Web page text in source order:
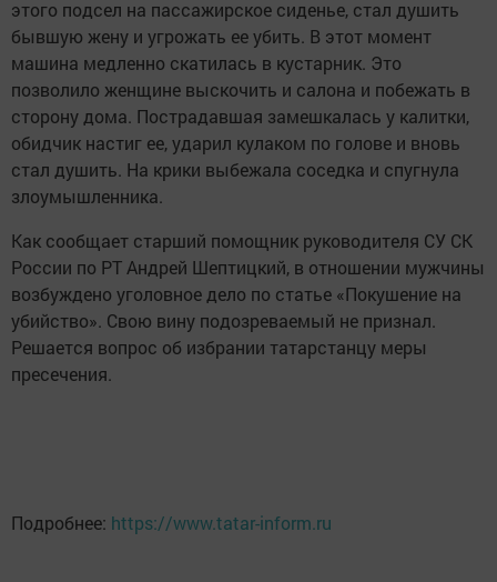
этого подсел на пассажирское сиденье, стал душить
бывшую жену и угрожать ее убить. В этот момент
машина медленно скатилась в кустарник. Это
позволило женщине выскочить и салона и побежать в
сторону дома. Пострадавшая замешкалась у калитки,
обидчик настиг ее, ударил кулаком по голове и вновь
стал душить. На крики выбежала соседка и спугнула
злоумышленника.
Как сообщает старший помощник руководителя СУ СК
России по РТ Андрей Шептицкий, в отношении мужчины
возбуждено уголовное дело по статье «Покушение на
убийство». Свою вину подозреваемый не признал.
Решается вопрос об избрании татарстанцу меры
пресечения.
Подробнее: https://www.tatar-inform.ru